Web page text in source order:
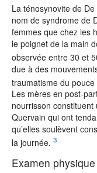
La ténosynovite de
nom de syndrome de
femmes que chez les
le poignet de la main
observée entre 30 et
due à des
traumatisme du
Les mères en post-
nourrisson
Quervain qui ont
qu’elles soulèvent
la journée. 3
Examen physique